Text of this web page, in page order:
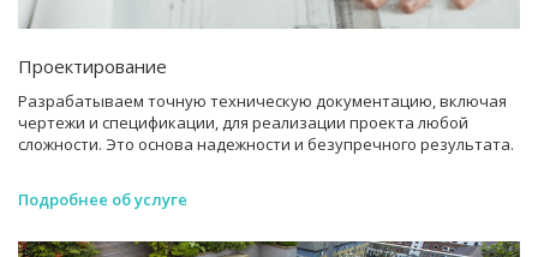
Проектирование
Разрабатываем точную техническую документацию, включая
чертежи и спецификации, для реализации проекта любой
сложности. Это основа надежности и безупречного результата.
Подробнее об услуге